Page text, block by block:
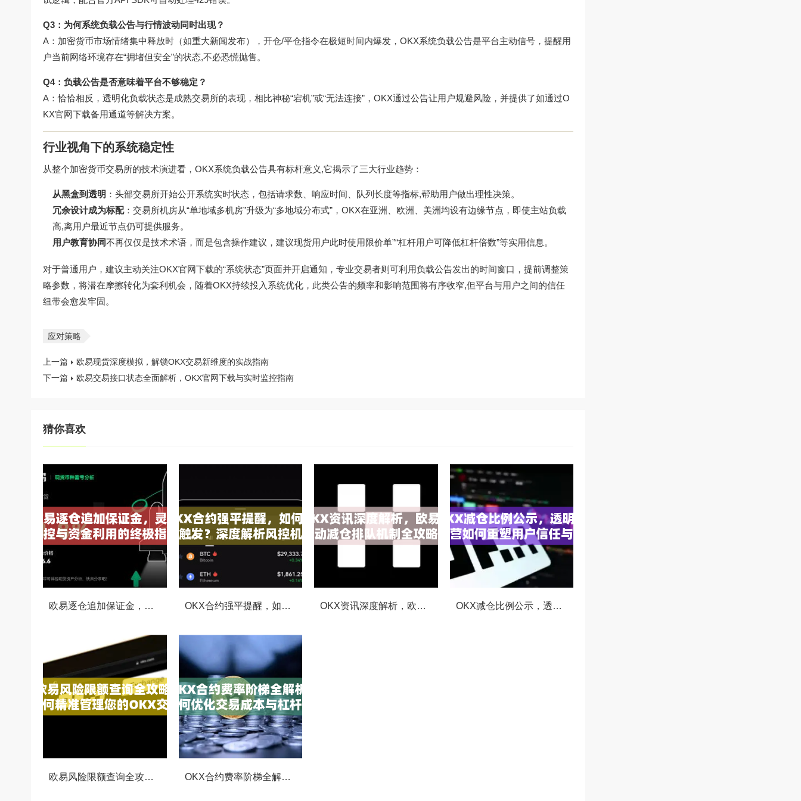
Q3：为何系统负载公告与行情波动同时出现？
A：加密货币市场情绪集中释放时（如重大新闻发布），开仓/平仓指令在极短时间内爆发，OKX系统负载公告是平台主动信号，提醒用
户当前网络环境存在“拥堵但安全”的状态,不必恐慌抛售。
Q4：负载公告是否意味着平台不够稳定？
A：恰恰相反，透明化负载状态是成熟交易所的表现，相比神秘“宕机”或“无法连接”，OKX通过公告让用户规避风险，并提供了如通过O
KX官网下载备用通道等解决方案。
行业视角下的系统稳定性
从整个加密货币交易所的技术演进看，OKX系统负载公告具有标杆意义,它揭示了三大行业趋势：
从黑盒到透明 ：头部交易所开始公开系统实时状态，包括请求数、响应时间、队列长度等指标,帮助用户做出理性决策。
冗余设计成为标配：交易所机房从“单地域多机房”升级为“多地域分布式”，OKX在亚洲、欧洲、美洲均设有边缘节点，即使主站负载
高,离用户最近节点仍可提供服务。
用户教育协同不再仅仅是技术术语，而是包含操作建议，建议现货用户此时使用限价单”“杠杆用户可降低杠杆倍数”等实用信息。
对于普通用户，建议主动关注OKX官网下载的“系统状态”页面并开启通知，专业交易者则可利用负载公告发出的时间窗口，提前调整策
略参数，将潜在摩擦转化为套利机会，随着OKX持续投入系统优化，此类公告的频率和影响范围将有序收窄,但平台与用户之间的信任
纽带会愈发牢固。
应对策略
上一篇
欧易现货深度模拟，解锁OKX交易新维度的实战指南
下一篇
欧易交易接口状态全面解析，OKX官网下载与实时监控指南
猜你喜欢
欧易逐仓追加保证金，灵活风控与资金利用的终极指南 OKX合约强平提醒，如何避免触发？深度解析风控机制与应对策略 OKX资讯深度解析，欧易自动减仓排队机制全攻略 OKX减仓比例公示，透明化运营如何重塑用户信任与市场格局
欧易风险限额查询全攻略，如何精准管理您的OKX交易风险？ OKX合约费率阶梯全解析，如何优化交易成本与杠杆策略